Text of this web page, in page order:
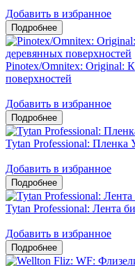
Добавить в избранное
Pinotex/Omnitex: Original:
поверхностей
Добавить в избранное
Tytan Professional: Пленка
Добавить в избранное
Tytan Professional: Лента
Добавить в избранное